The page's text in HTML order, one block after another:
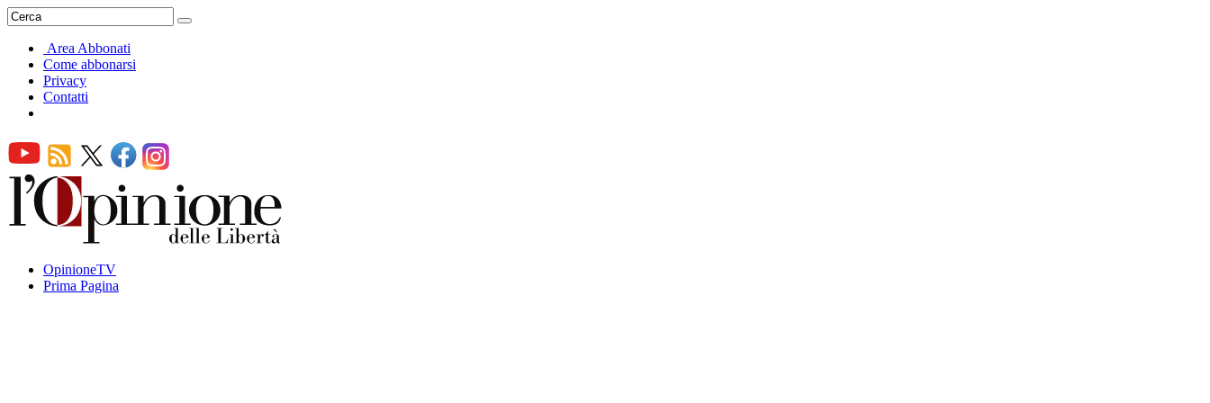
Area Abbonati
Come abbonarsi
Privacy
Contatti
OpinioneTV
Prima Pagina